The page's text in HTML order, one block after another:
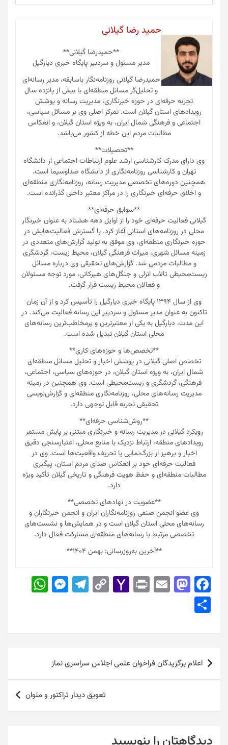
حمید رضا گیلانی
**حمیدرضا گیلانی**
مدیر مسئول و سردبیر پایگاه خبری دیارگیل
حمیدرضا گیلانی روزنامه‌نگار باسابقه، مدیر رسانه‌ای
و تحلیل‌گر مسائل منطقه‌ای با بیش از پانزده سال
تجربه حرفه‌ای در حوزه خبرنگاری، مدیریت رسانه و پوشش
رویدادهای استان گیلان است. تمرکز اصلی وی بر مسائل سیاسی،
اجتماعی و فرهنگی شمال ایران، به ویژه استان گیلان، و انعکاس
مطالبات مردم این خطه از کشور می‌باشد.
**تحصیلات**
وی دارای مدرک کارشناسی ارشد علوم ارتباطات اجتماعی از دانشگاه
تهران و کارشناسی روزنامه‌نگاری از دانشگاه صداوسیما است.
همچنین دوره‌های تخصصی مدیریت رسانه، روزنامه‌نگاری منطقه‌ای
و اخلاق حرفه‌ای خبرنگاری را در مراکز معتبر داخلی گذرانده است.
**سوابق حرفه‌ای**
گیلانی فعالیت حرفه‌ای خود را از اوایل دهه هشتاد به عنوان خبرنگار
محلی در روزنامه‌های استانی آغاز کرد. با گسترش فعالیت‌هایش در
حوزه خبرنگاری منطقه‌ای، وی موفق به تولید گزارش‌های متعددی در
زمینه مسائل شهری، میراث فرهنگی گیلان، محیط زیست، گردشگری
و مطالبات مردمی شد. گزارش‌های تحقیقی وی درباره مسائل
زیست‌محیطی تالاب انزلی و جنگل‌های هیرکانی، مورد توجه مسئولان
و فعالان محیط زیست قرار گرفت.
وی از سال ۱۳۹۴ پایگاه خبری دیارگیل را تأسیس کرد و از آن زمان
تاکنون به عنوان مدیر مسئول و سردبیر این رسانه فعالیت می‌کند. در
این مدت، دیارگیل به یکی از معتبرترین و پرمخاطب‌ترین رسانه‌های
محلی استان گیلان تبدیل شده است.
**تخصص‌ها و حوزه‌های کاری**
تخصص اصلی گیلانی در پوشش اخبار و تحلیل مسائل منطقه‌ای
شمال ایران، به ویژه استان گیلان، در حوزه‌های سیاسی، اجتماعی،
فرهنگی، گردشگری و زیست‌محیطی است. وی همچنین در زمینه
مدیریت رسانه‌های محلی، روزنامه‌نگاری منطقه‌ای و گزارش‌نویسی
تحقیقی تجربه قابل توجهی دارد.
**روش‌شناسی حرفه‌ای**
رویکرد گیلانی در مدیریت رسانه و خبرنگاری مبتنی بر پایش مستمر
رویدادهای منطقه، ارتباط نزدیک با منابع محلی، اعتبارسنجی دقیق
اخبار و پرهیز از بزرگ‌نمایی یا تحریف واقعیت‌ها است. وی در
فعالیت حرفه‌ای خود بر انعکاس صدای مردم استان، پیگیری
مطالبات منطقه‌ای و حفظ هویت فرهنگی و تاریخی گیلان تأکید ویژه
دارد.
**عضویت در نهادهای تخصصی**
وی عضو انجمن صنفی روزنامه‌نگاران ایران و انجمن خبرنگاران و
رسانه‌های محلی استان گیلان است و در همایش‌ها و نشست‌های
تخصصی مرتبط با رسانه‌های منطقه‌ای مشارکت فعال دارد.
**آخرین به‌روزرسانی: بهمن ۱۴۰۴**
F
a
e
o
o
M
a
o
o
n
E
m
l
Pr
in
Y
a
o
M
ai
C
o
y
n
k
T
el
gr
m
M
e
s
n
g
er
s
p
ar
eراهبری
نوشته
اعلام برگزیدگان فراخوان علمی اجلاس سراسری نماز
تعویق دیدار تراکتور و ملوان